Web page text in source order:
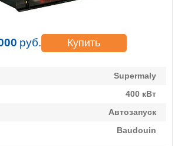
руб. Купить
Supermaly
400 кВт
Автозапуск
Baudouin